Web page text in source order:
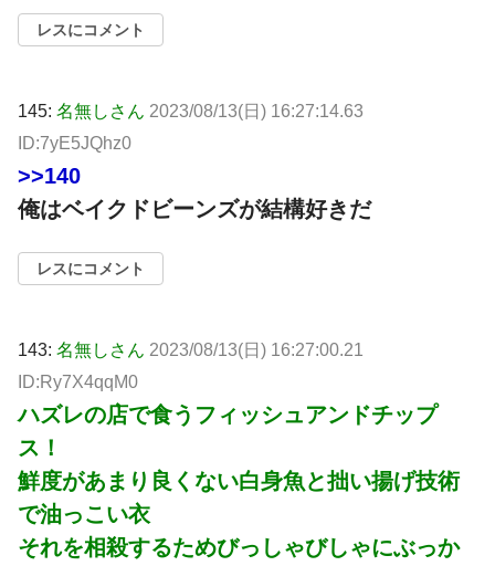
レスにコメント
145: 名無しさん 2023/08/13(日) 16:27:14.63
ID:7yE5JQhz0
>>140
俺はベイクドビーンズが結構好きだ
レスにコメント
143: 名無しさん 2023/08/13(日) 16:27:00.21
ID:Ry7X4qqM0
ハズレの店で食うフィッシュアンドチップ
ス！
鮮度があまり良くない白身魚と拙い揚げ技術
で油っこい衣
それを相殺するためびっしゃびしゃにぶっか